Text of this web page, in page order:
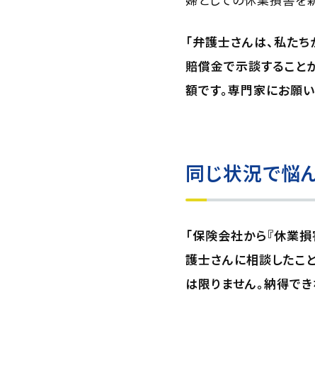
「弁護士さんは、私た
賠償金で示談すること
額です。専門家にお願
同じ状況で悩
「保険会社から『休業
護士さんに相談したこ
は限りません。納得で